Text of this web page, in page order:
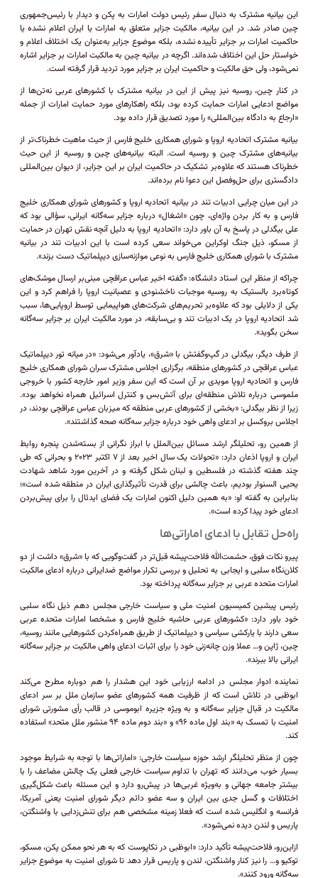
این بیانیه مشترک به دنبال سفر رئیس دولت امارات به پکن و دیدار با رئیس‌جمهوری
چین صادر شد. در این بیانیه، مالکیت جزایر متعلق به امارات یا ایران اعلام نشده یا
حاکمیت امارات بر جزایر تأییده نشده، بلکه موضوع جزایر به‌عنوان یک اختلاف اعلام و
خواستار حل این اختلاف شده‌اند. اگرچه در بیانیه چین به مالکیت امارات بر جزایر اشاره
نمی‌شود، ولی حق مالکیت و حاکمیت ایران بر جزایر مورد تردید قرار گرفته است.
در کنار چین، روسیه نیز پیش از این در بیانیه مشترک با کشور‌های عربی نه‌تن‌ها از
مواضع ادعایی امارات حمایت کرده بود، بلکه راهکار‌های مورد حمایت امارات از جمله
«ارجاع به دادگاه بین‌المللی» را مورد تصدیق قرار داده بود.
بیانیه مشترک اتحادیه اروپا و شورای همکاری خلیج فارس از حیث ماهیت خطرناک‌تر از
بیانیه‌های مشترک چین و روسیه است. البته بیانیه‌های چین و روسیه از این حیث
خطرناک هستند که علاوه‌بر تشکیک در حاکمیت ایران بر این جزایر، از دیوان بین‌المللی
دادگستری برای حل‌وفصل این دعوا نام برده‌اند.
در این میان چرایی ادبیات تند در بیانیه اتحادیه اروپا و کشور‌های شورای همکاری خلیج
فارس و به کار بردن واژه‌ای، چون «اشغال» درباره جزایر سه‌گانه ایرانی، سؤالی بود که
علی بیگدلی در پاسخ به آن باور دارد: «اتحادیه اروپا به دلیل آنچه نقش تهران در حمایت
از مسکو، ذیل جنگ اوکراین می‌خواند سعی کرده است با این ادبیات تند در بیانیه
مشترک با شورای همکاری خلیج فارس به نوعی موازنه‌سازی دیپلماتیک دست بزند».
چرا‌که از منظر این استاد دانشگاه: «گفته اخیر عباس عراقچی مبنی‌بر ارسال موشک‌های
کوتاه‌برد بالستیک به روسیه موجبات ناخشنودی و عصبانیت اروپا را فراهم کرد و این
یکی از دلایلی بود که علاوه‌بر تحریم‌های شرکت‌های هواپیمایی توسط اروپایی‌ها، سبب
شد اتحادیه اروپا در یک ادبیات تند و بی‌سابقه، در مورد مالکیت ایران بر جزایر سه‌گانه
سخن بگوید».
از طرف دیگر، بیگدلی در گپ‌و‌گفتش با «شرق»، یادآور می‌شود: «در میانه تور دیپلماتیک
عباس عراقچی در کشور‌های منطقه، برگزاری اجلاس مشترک سران شورای همکاری خلیج
فارس و اتحادیه اروپا مویدی بر آن است که این سفر وزیر امور خارجه کشور با خروجی
ملموسی درباره تلاش منطقه‌ای برای آتش‌بس و کنترل اسرائیل همراه نخواهد بود».
زیرا از نظر بیگدلی: «بخشی از کشور‌های عربی منطقه که میزبان عباس عراقچی بودند، در
اجلاس بروکسل بر ادعای واهی خود درباره جزایر سه‌گانه صحه گذاشتند».
از همین رو، تحلیلگر ارشد مسائل بین‌الملل با ابراز نگرانی از بسته‌شدن پنجره روابط
ایران و اروپا اذعان دارد: «تحولات یک سال اخیر بعد از ۷ اکتبر ۲۰۲۳ و بحرانی که طی
چند هفته گذشته در فلسطین و لبنان شکل گرفته و در آخرین مورد شاهد شهادت
یحیی السنوار بودیم، باعث چالشی برای قدرت تأثیرگذاری ایران در منطقه شده است»؛
بنابراین به گفته او: «به همین دلیل اکنون امارات یک فضای ایدئال را برای پیش‌بردن
ادعای خود پیدا کرده است».
راه‌حل تقابل با ادعای اماراتی‌ها
پیرو نکات فوق، حشمت‌الله فلاحت‌پیشه قبل‌تر در گفت‌وگویی که با «شرق» داشت از دو
کلان‌نگاه سلبی و ایجابی به تحلیل و بررسی تکرار مواضع ضدایرانی درباره ادعای مالکیت
امارات متحده عربی بر جزایر سه‌گانه پرداخته بود.
رئیس پیشین کمیسیون امنیت ملی و سیاست خارجی مجلس دهم ذیل نگاه سلبی
خود باور دارد: «کشور‌های عربی حاشیه خلیج فارس و مشخصا امارات متحده عربی
سعی دارند با یارکشی سیاسی و دیپلماتیک از طریق همراه‌کردن کشور‌هایی مانند روسیه،
چین، ژاپن و… عملا وزن چانه‌زنی خود را برای اثبات ادعای واهی مالکیت بر جزایر سه‌گانه
ایرانی بالا ببرند».
نماینده ادوار مجلس در ادامه ارزیابی خود این هشدار را هم دوباره مطرح می‌کند
ابوظبی در تلاش است که از ظرفیت همه کشور‌های عضو سازمان ملل بر سر ادعای
مالکیت در قبال جزایر سه‌گانه و به ویژه جزیره ابوموسی در قالب رأی مشورتی شورای
امنیت با تمسک به «بند اول ماده ۹۶» و «بند دوم ماده ۹۴ منشور ملل متحد» استفاده
کند.
چون از منظر تحلیلگر ارشد حوزه سیاست خارجی: «اماراتی‌ها با توجه به شرایط موجود
بسیار خوب می‌دانند که تهران با تداوم سیاست خارجی فعلی یک چالش مضاعف را با
بیشتر جامعه جهانی و به‌ویژه غربی‌ها در پیش‌رو دارد و این مسئله باعث شکل‌گیری
اختلافات و گسل جدی بین ایران و سه عضو دائم دیگر شورای امنیت یعنی آمریکا،
فرانسه و انگلیس شده است که فعلا زمینه مشخصی هم برای تنش‌زدایی با واشنگتن،
پاریس و لندن دیده نمی‌شود».
ازاین‌رو، فلاحت‌پیشه تأکید دارد: «ابوظبی در تکاپوست که به هر نحو ممکن پکن، مسکو،
توکیو و‌… را نیز کنار واشنگتن، لندن و پاریس قرار دهد تا شورای امنیت به موضوع جزایر
سه‌گانه ورود کنند».